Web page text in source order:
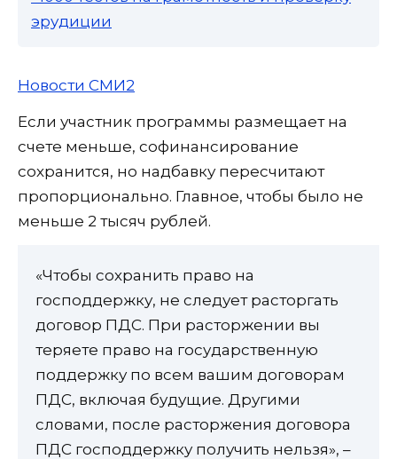
эрудиции
Новости СМИ2
Если участник программы размещает на
счете меньше, софинансирование
сохранится, но надбавку пересчитают
пропорционально. Главное, чтобы было не
меньше 2 тысяч рублей.
«Чтобы сохранить право на
господдержку, не следует расторгать
договор ПДС. При расторжении вы
теряете право на государственную
поддержку по всем вашим договорам
ПДС, включая будущие. Другими
словами, после расторжения договора
ПДС господдержку получить нельзя», –